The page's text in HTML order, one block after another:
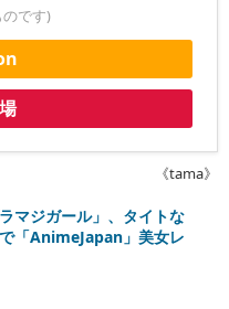
です)
《tama》
マジガール」、タイトな
「AnimeJapan」美女レ